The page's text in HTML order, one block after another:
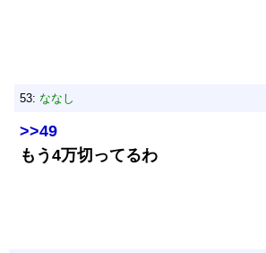
53: ななし
>>49
もう4万切ってるわ